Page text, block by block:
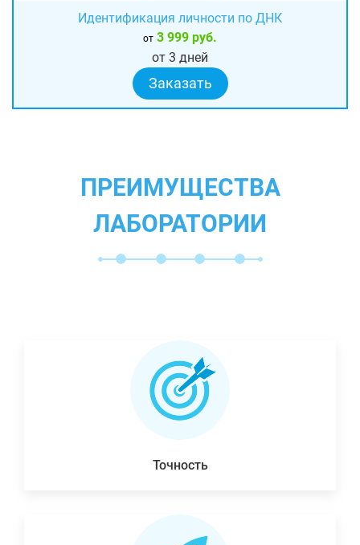
Идентификация личности по ДНК
от 3 999 руб.
от 3 дней
Заказать
ПРЕИМУЩЕСТВА
ЛАБОРАТОРИИ
Точность